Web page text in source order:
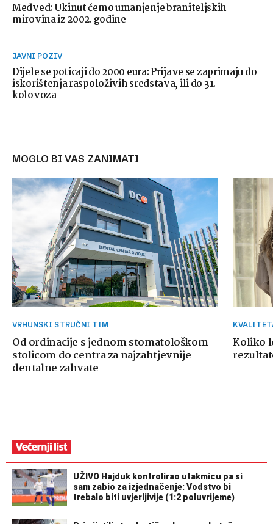
Medved: Ukinut ćemo umanjenje braniteljskih
mirovina iz 2002. godine
JAVNI POZIV
Dijele se poticaji do 2000 eura: Prijave se zaprimaju do
iskorištenja raspoloživih sredstava, ili do 31.
kolovoza
MOGLO BI VAS ZANIMATI
VRHUNSKI STRUČNI TIM
Od ordinacije s jednom stomatološkom
stolicom do centra za najzahtjevnije
dentalne zahvate
Koliko